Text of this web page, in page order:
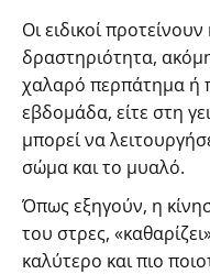
Οι ειδικοί
δραστηριότητα,
χαλαρό περπάτημα ή
εβδομάδα, είτε στη
μπορεί να
σώμα και το μυαλό.
Όπως εξηγούν, η
του στρες,
καλύτερο και πιο